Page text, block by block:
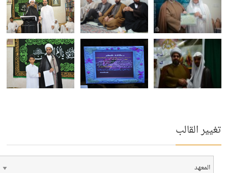
تغيير القالب